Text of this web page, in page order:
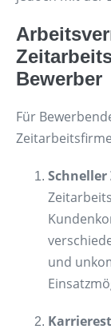
Bewerber
Für
und